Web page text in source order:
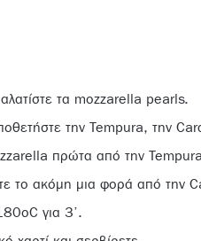
αλατίστε τα mozzarella pearls.
την Tempura, την
πρώτα από την
το ακόμη μια φορά από την
για 3’.